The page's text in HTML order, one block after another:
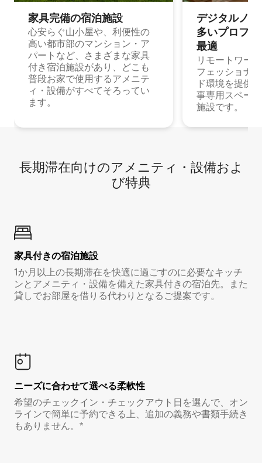
家具完備の宿⁠泊⁠施⁠設
心安らぐ山小屋や、利便性の
高い都市部のマンション・ア
パートなど、さまざまな家具
付き宿泊施設があり、どこも
普段お家で使用するアメニテ
ィ・設備がすべてそろってい
ます。
デジタルノ
多⁠いプ⁠ロ⁠フ⁠
最⁠適
リモートワー
フェッショナ
ド環境を提供
事専用スペー
施設です。
長期滞在向け⁠のア⁠メ⁠ニ⁠テ⁠ィ⁠・設⁠備⁠およ
び特⁠典
家具付き⁠の宿⁠泊⁠施⁠設
1か月以上の長期滞在を快適に過ごすのに必要なキッチ
ンとアメニティ・設備を備えた家具付きの宿泊先。また
貸しでお部屋を借りる代わりとなるご提案です。
ニーズに合わせて選べる柔軟性
希望のチェックイン・チェックアウト日を選んで、オン
ラインで簡単に予約できる上、追加の義務や書類手続き
もありません。*